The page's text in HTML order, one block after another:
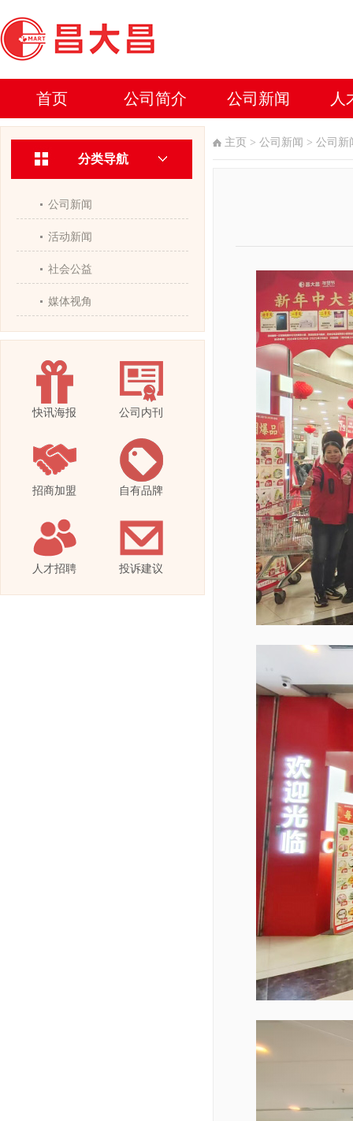
首页 公司简介 公司新闻 人
分类导航
公司新闻
活动新闻
社会公益
媒体视角
快讯海报 公司内刊
招商加盟 自有品牌
人才招聘 投诉建议
主页 > 公司新闻 > 公司新